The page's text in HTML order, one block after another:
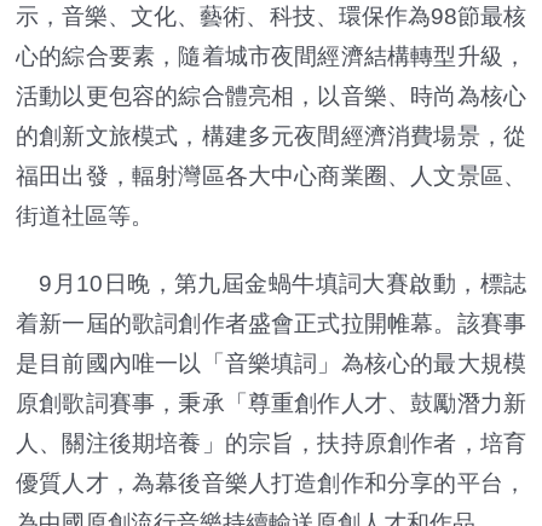
示，音樂、文化、藝術、科技、環保作為98節最核
心的綜合要素，隨着城市夜間經濟結構轉型升級，
活動以更包容的綜合體亮相，以音樂、時尚為核心
的創新文旅模式，構建多元夜間經濟消費場景，從
福田出發，輻射灣區各大中心商業圈、人文景區、
街道社區等。
9月10日晚，第九屆金蝸牛填詞大賽啟動，標誌
着新一屆的歌詞創作者盛會正式拉開帷幕。該賽事
是目前國內唯一以「音樂填詞」為核心的最大規模
原創歌詞賽事，秉承「尊重創作人才、鼓勵潛力新
人、關注後期培養」的宗旨，扶持原創作者，培育
優質人才，為幕後音樂人打造創作和分享的平台，